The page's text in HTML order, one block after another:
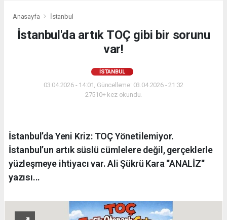
Anasayfa İstanbul
İstanbul'da artık TOÇ gibi bir sorunu
var!
İSTANBUL
03.04.2026 - 14:01, Güncelleme: 03.04.2026 - 21:32
27510+ kez okundu.
İstanbul’da Yeni Kriz: TOÇ Yönetilemiyor.
İstanbul’un artık süslü cümlelere değil, gerçeklerle
yüzleşmeye ihtiyacı var. Ali Şükrü Kara ''ANALİZ''
yazısı...